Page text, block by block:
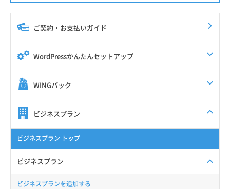
ご契約・お支払いガイド
WordPressかんたんセットアップ
WINGパック
ビジネスプラン
ビジネスプラン トップ
ビジネスプラン
ビジネスプランを追加する